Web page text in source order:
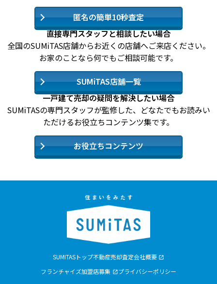
匿名の簡単10秒査定
直接専門スタッフと相談したい場合
全国のSUMiTAS店舗からお近くの店舗へご来店ください。
お家のことなら何でもご相談可能です。
SUMiTAS店舗一覧
一戸建て売却の疑問を解決したい場合
SUMiTASの専門スタッフが監修した、どなたでもお読みい
ただけるお役立ちコンテンツ集です。
お役立ちコンテンツ
SUMITASトップ不動産売却査定会社概要
フランチャイズ加盟店募集
プライバシーポリシー